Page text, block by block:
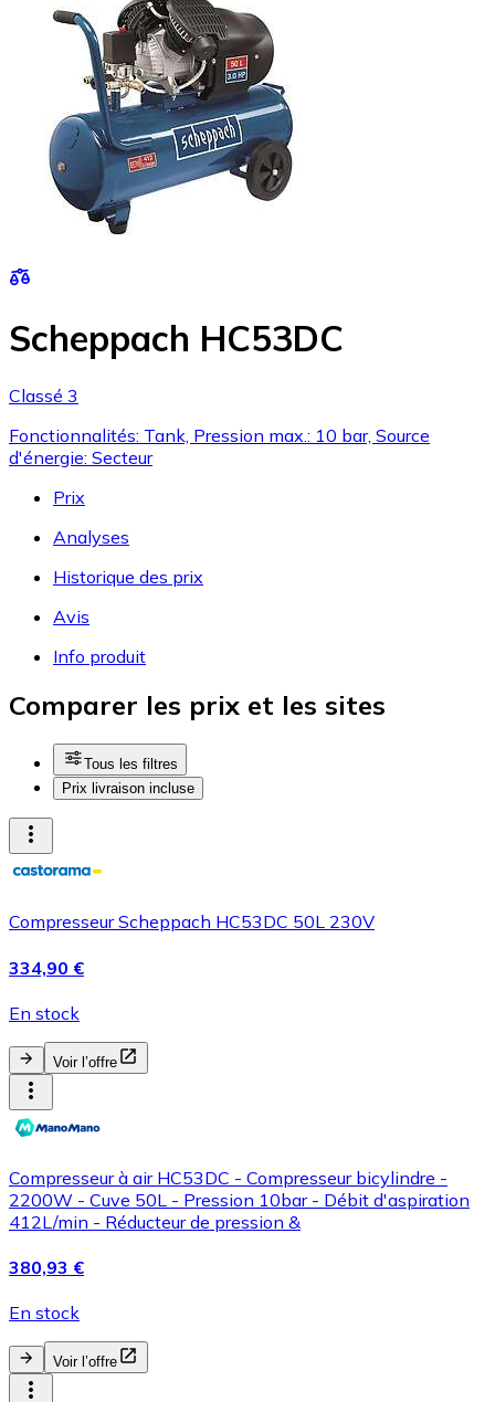
Scheppach HC53DC
Classé 3
Fonctionnalités: Tank, Pression max.: 10 bar, Source
d'énergie: Secteur
Prix
Analyses
Historique des prix
Avis
Info produit
Comparer les prix et les sites
Tous les filtres
Prix livraison incluse
Compresseur Scheppach HC53DC 50L 230V
334,90 €
En stock
Voir l’offre
Compresseur à air HC53DC - Compresseur bicylindre -
2200W - Cuve 50L - Pression 10bar - Débit d'aspiration
412L/min - Réducteur de pression &
380,93 €
En stock
Voir l’offre